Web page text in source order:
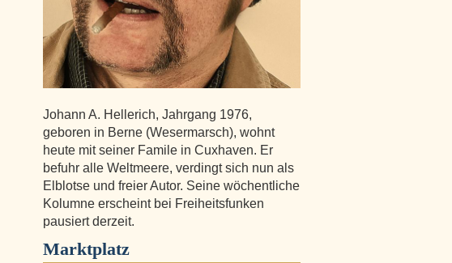
Johann A. Hellerich, Jahrgang 1976,
geboren in Berne (Wesermarsch), wohnt
heute mit seiner Famile in Cuxhaven. Er
befuhr alle Weltmeere, verdingt sich nun als
Elblotse und freier Autor. Seine wöchentliche
Kolumne erscheint bei Freiheitsfunken
pausiert derzeit.
Marktplatz